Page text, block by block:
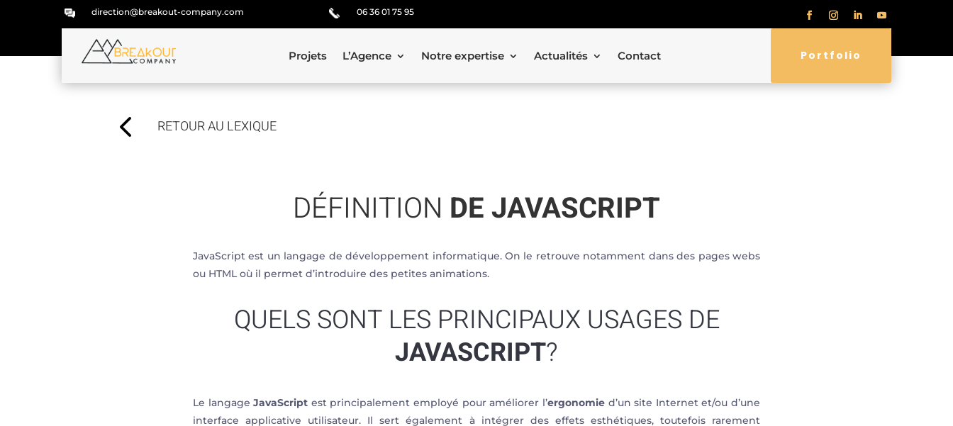
direction@breakout-company.com 06 36 01 75 95
Projets L’Agence Notre expertise Actualités Contact Portfolio
4 RETOUR AU LEXIQUE
DÉFINITION DE JAVASCRIPT
JavaScript est un langage de développement informatique. On le retrouve notamment dans des pages webs
ou HTML où il permet d’introduire des petites animations.
QUELS SONT LES PRINCIPAUX USAGES DE
JAVASCRIPT?
Le langageJavaScript est principalement employé pour améliorer l’ergonomied’un site Internet et/ou d’une
interface applicative utilisateur. Il sert également à intégrer des effets esthétiques, toutefois rarement